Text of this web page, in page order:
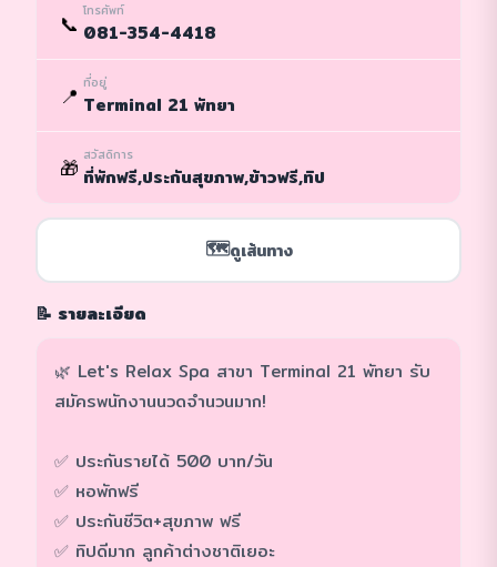
📞 โทรศัพท์
081-354-4418
📍 ที่อยู่
Terminal 21 พัทยา
🎁 สวัสดิการ
ที่พักฟรี,ประกันสุขภาพ,ข้าวฟรี,ทิป
🗺️ดูเส้นทาง
📝 รายละเอียด
🌿 Let's Relax Spa สาขา Terminal 21 พัทยา รับ
สมัครพนักงานนวดจำนวนมาก!
✅ ประกันรายได้ 500 บาท/วัน
✅ หอพักฟรี
✅ ประกันชีวิต+สุขภาพ ฟรี
✅ ทิปดีมาก ลูกค้าต่างชาติเยอะ